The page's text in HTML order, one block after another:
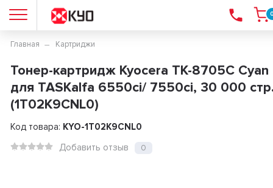
Главная Картриджи
Тонер-картридж Kyocera TK-8705C Cyan
для TASKalfa 6550ci/ 7550ci, 30 000
(1T02K9CNL0)
Код товара: KYO-1T02K9CNL0
Добавить отзыв
0